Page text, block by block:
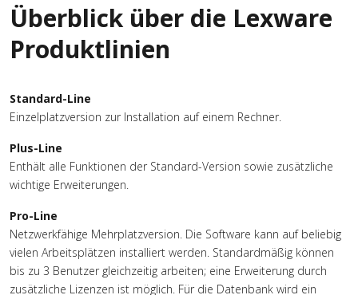
Überblick über die Lexware
Produktlinien
Standard-Line
Einzelplatzversion zur Installation auf einem Rechner.
Plus-Line
Enthält alle Funktionen der Standard-Version sowie zusätzliche
wichtige Erweiterungen.
Pro-Line
Netzwerkfähige Mehrplatzversion. Die Software kann auf beliebig
vielen Arbeitsplätzen installiert werden. Standardmäßig können
bis zu 3 Benutzer gleichzeitig arbeiten; eine Erweiterung durch
zusätzliche Lizenzen ist möglich. Für die Datenbank wird ein